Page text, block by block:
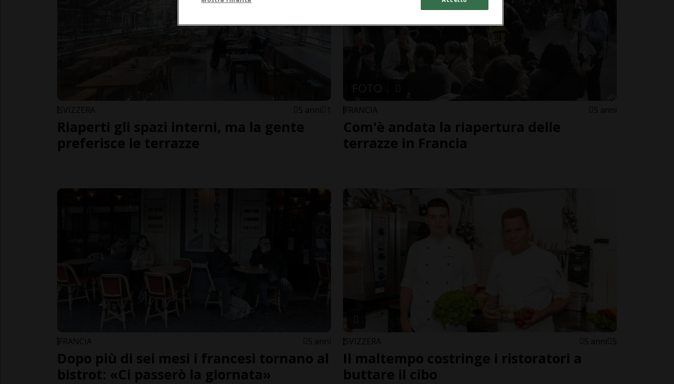
SVIZZERA 5 anni 1
Riaperti gli spazi interni, ma la gente
preferisce le terrazze
FOTO
FRANCIA 5 anni
Com'è andata la riapertura delle
terrazze in Francia
FRANCIA 5 anni
Dopo più di sei mesi i francesi tornano al
bistrot: «Ci passerò la giornata»
SVIZZERA 5 anni 5
Il maltempo costringe i ristoratori a
buttare il cibo